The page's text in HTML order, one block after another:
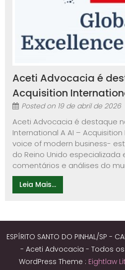
Aceti Advocacia é
Acquisition
Posted on 19 de abril de 2026
Aceti Advocacia é destaque
International A AI –
voice of modern business-
do Reino Unido especializada
comentários e análises do
Leia Mais...
ESPÍRITO SANTO DO PINHAL/SP -
- Aceti Advocacia - Todos
WordPress Theme : Eightlaw